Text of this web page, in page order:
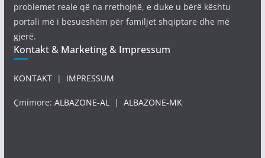
problemet reale që na rrethojnë, e duke u bërë kështu
portali më i besueshëm për familjet shqiptare dhe më
gjerë.
Kontakt & Marketing & Impressum
KONTAKT| IMPRESSUM
Çmimore: ALBAZONE-AL | ALBAZONE-MK